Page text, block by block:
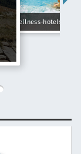
Wellness-hotels